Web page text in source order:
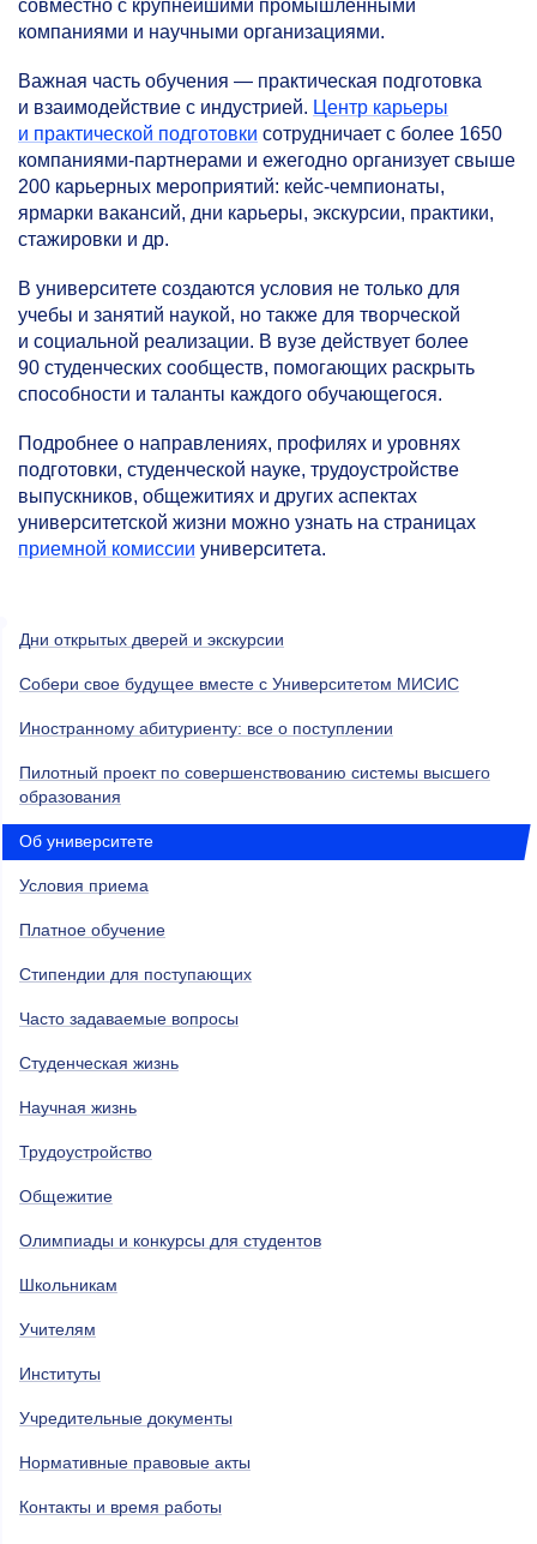
совместно с крупнейшими промышленными
компаниями и научными организациями.
Важная часть обучения — практическая подготовка
и взаимодействие с индустрией. Центр карьеры
и практической подготовки сотрудничает с более 1650
компаниями-партнерами и ежегодно организует свыше
200 карьерных мероприятий: кейс-чемпионаты,
ярмарки вакансий, дни карьеры, экскурсии, практики,
стажировки и др.
В университете создаются условия не только для
учебы и занятий наукой, но также для творческой
и социальной реализации. В вузе действует более
90 студенческих сообществ, помогающих раскрыть
способности и таланты каждого обучающегося.
Подробнее о направлениях, профилях и уровнях
подготовки, студенческой науке, трудоустройстве
выпускников, общежитиях и других аспектах
университетской жизни можно узнать на страницах
приемной комиссии университета.
Дни открытых дверей и экскурсии
Собери свое будущее вместе с Университетом МИСИС
Иностранному абитуриенту: все о поступлении
Пилотный проект по совершенствованию системы высшего
образования
Об университете
Условия приема
Платное обучение
Стипендии для поступающих
Часто задаваемые вопросы
Студенческая жизнь
Научная жизнь
Трудоустройство
Общежитие
Олимпиады и конкурсы для студентов
Школьникам
Учителям
Институты
Учредительные документы
Нормативные правовые акты
Контакты и время работы